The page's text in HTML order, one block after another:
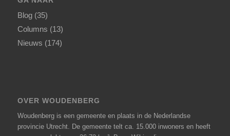
Blog(35)
Columns (13)
Nieuws (174)
OVER WOUDENBERG
Woudenberg is een gemeente en plaats in de Nederlandse
provincie Utrecht. De gemeente telt ca. 15.000 inwoners en heeft